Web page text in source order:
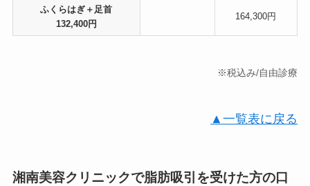
ふくらはぎ＋足首
132,400円
164,300円
※税込み/自由診療
▲一覧表に戻る
湘南美容クリニックで脂肪吸引を受けた方の口